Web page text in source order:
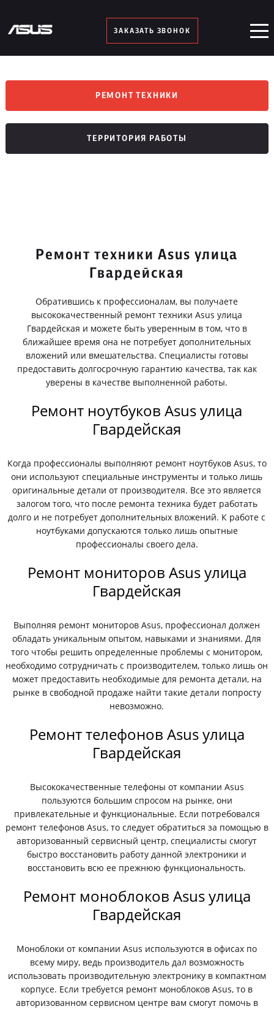
ЗАКАЗАТЬ ЗВОНОК
РЕМОНТ ТЕХНИКИ
ТЕРРИТОРИЯ РАБОТЫ
Ремонт техники Asus улица
Гвардейская
Обратившись к профессионалам, вы получаете
высококачественный ремонт техники Asus улица
Гвардейская и можете быть уверенным в том, что в
ближайшее время она не потребует дополнительных
вложений или вмешательства. Специалисты готовы
предоставить долгосрочную гарантию качества, так как
уверены в качестве выполненной работы.
Ремонт ноутбуков Asus улица
Гвардейская
Когда профессионалы выполняют ремонт ноутбуков Asus, то
они используют специальные инструменты и только лишь
оригинальные детали от производителя. Все это является
залогом того, что после ремонта техника будет работать
долго и не потребует дополнительных вложений. К работе с
ноутбуками допускаются только лишь опытные
профессионалы своего дела.
Ремонт мониторов Asus улица
Гвардейская
Выполняя ремонт мониторов Asus, профессионал должен
обладать уникальным опытом, навыками и знаниями. Для
того чтобы решить определенные проблемы с монитором,
необходимо сотрудничать с производителем, только лишь он
может предоставить необходимые для ремонта детали, на
рынке в свободной продаже найти такие детали попросту
невозможно.
Ремонт телефонов Asus улица
Гвардейская
Высококачественные телефоны от компании Asus
пользуются большим спросом на рынке, они
привлекательные и функциональные. Если потребовался
ремонт телефонов Asus, то следует обратиться за помощью в
авторизованный сервисный центр, специалисты смогут
быстро восстановить работу данной электроники и
восстановить всю ее прежнюю функциональность.
Ремонт моноблоков Asus улица
Гвардейская
Моноблоки от компании Asus используются в офисах по
всему миру, ведь производитель дал возможность
использовать производительную электронику в компактном
корпусе. Если требуется ремонт моноблоков Asus, то в
авторизованном сервисном центре вам смогут помочь в